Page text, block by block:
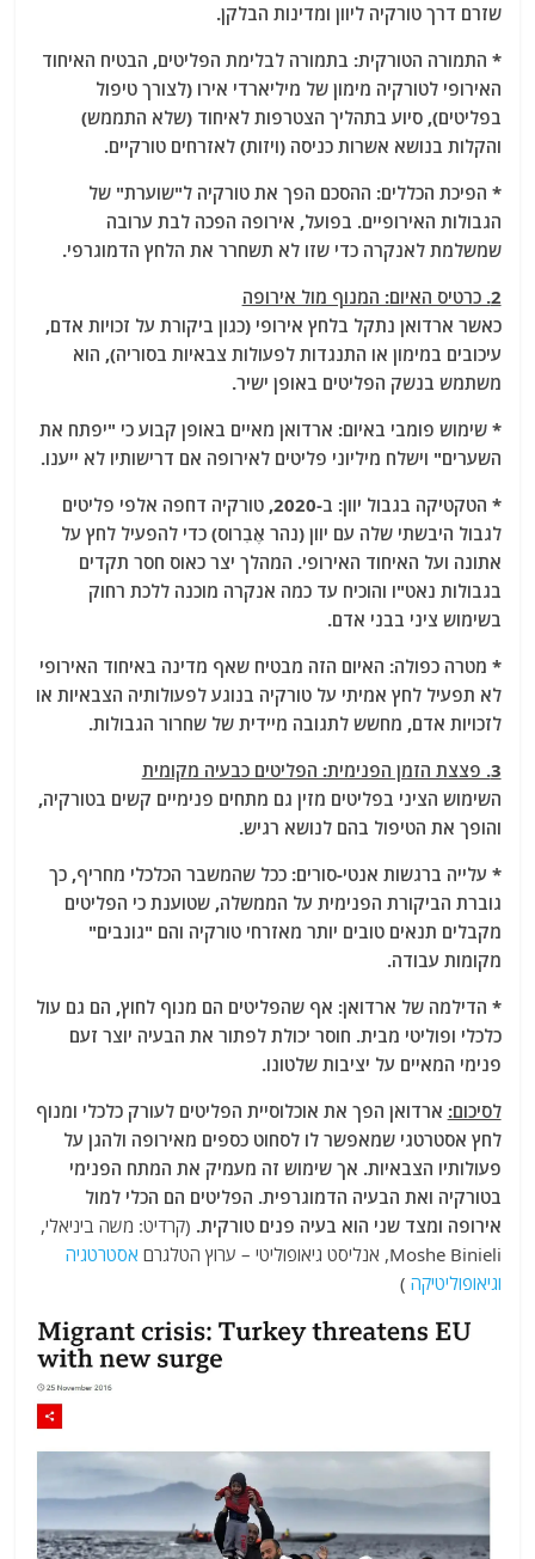
שזרם דרך טורקיה ליוון ומדינות הבלקן.
* התמורה הטורקית: בתמורה לבלימת הפליטים, הבטיח האיחוד
האירופי לטורקיה מימון של מיליארדי אירו (לצורך טיפול
בפליטים), סיוע בתהליך הצטרפות לאיחוד (שלא התממש)
והקלות בנושא אשרות כניסה (ויזות) לאזרחים טורקיים.
* הפיכת הכללים: ההסכם הפך את טורקיה ל"שוערת" של
הגבולות האירופיים. בפועל, אירופה הפכה לבת ערובה
שמשלמת לאנקרה כדי שזו לא תשחרר את הלחץ הדמוגרפי.
2. כרטיס האיום: המנוף מול אירופה
כאשר ארדואן נתקל בלחץ אירופי (כגון ביקורת על זכויות אדם,
עיכובים במימון או התנגדות לפעולות צבאיות בסוריה), הוא
משתמש בנשק הפליטים באופן ישיר.
* שימוש פומבי באיום: ארדואן מאיים באופן קבוע כי "יפתח את
השערים" וישלח מיליוני פליטים לאירופה אם דרישותיו לא ייענו.
* הטקטיקה בגבול יוון: ב-2020, טורקיה דחפה אלפי פליטים
לגבול היבשתי שלה עם יוון (נהר אֶבְרוֹס) כדי להפעיל לחץ על
אתונה ועל האיחוד האירופי. המהלך יצר כאוס חסר תקדים
בגבולות נאט"ו והוכיח עד כמה אנקרה מוכנה ללכת רחוק
בשימוש ציני בבני אדם.
* מטרה כפולה: האיום הזה מבטיח שאף מדינה באיחוד האירופי
לא תפעיל לחץ אמיתי על טורקיה בנוגע לפעולותיה הצבאיות או
לזכויות אדם, מחשש לתגובה מיידית של שחרור הגבולות.
3. פצצת הזמן הפנימית: הפליטים כבעיה מקומית
השימוש הציני בפליטים מזין גם מתחים פנימיים קשים בטורקיה,
והופך את הטיפול בהם לנושא רגיש.
* עלייה ברגשות אנטי-סורים: ככל שהמשבר הכלכלי מחריף, כך
גוברת הביקורת הפנימית על הממשלה, שטוענת כי הפליטים
מקבלים תנאים טובים יותר מאזרחי טורקיה והם "גונבים"
מקומות עבודה.
* הדילמה של ארדואן: אף שהפליטים הם מנוף לחוץ, הם גם עול
כלכלי ופוליטי מבית. חוסר יכולת לפתור את הבעיה יוצר זעם
פנימי המאיים על יציבות שלטונו.
לסיכום: ארדואן הפך את אוכלוסיית הפליטים לעורק כלכלי ומנוף
לחץ אסטרטגי שמאפשר לו לסחוט כספים מאירופה ולהגן על
פעולותיו הצבאיות. אך שימוש זה מעמיק את המתח הפנימי
בטורקיה ואת הבעיה הדמוגרפית. הפליטים הם הכלי למול
אירופה ומצד שני הוא בעיה פנים טורקית. (קרדיט: משה ביניאלי,
Moshe Binieli, אנליסט גיאופוליטי – ערוץ הטלגרם
אסטרטגיה
וגיאופוליטיקה )